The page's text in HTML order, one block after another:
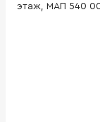
этаж, МАП 540